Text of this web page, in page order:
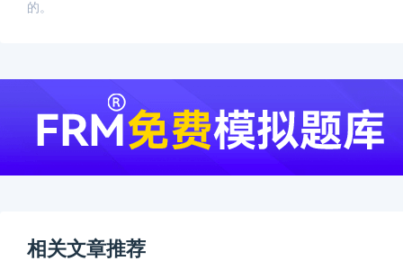
的。
相关文章推荐